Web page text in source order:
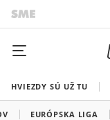
HVIEZDY SÚ UŽ TU
EURÓPSKA LIGA